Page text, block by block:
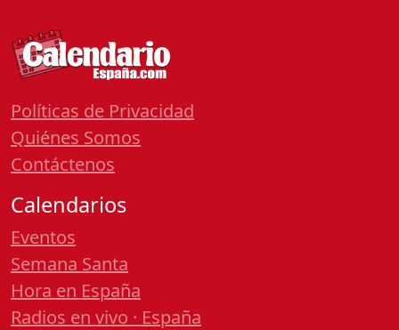
Políticas de Privacidad
Quiénes Somos
Contáctenos
Calendarios
Eventos
Semana Santa
Hora en España
Radios en vivo · España